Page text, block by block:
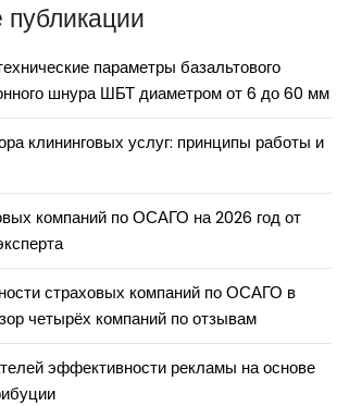
параметры базальтового
шнура ШБТ диаметром от 6 до 60 мм
клининговых услуг: принципы работы и
компаний по ОСАГО на 2026 год от
страховых компаний по ОСАГО в
четырёх компаний по отзывам
эффективности рекламы на основе